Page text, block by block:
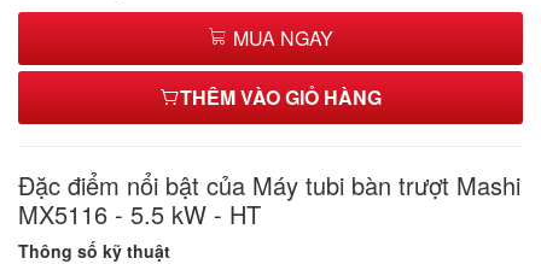
MUA NGAY
THÊM VÀO GIỎ HÀNG
Đặc điểm nổi bật của Máy tubi bàn trượt Mashi
MX5116 - 5.5 kW - HT
Thông số kỹ thuật